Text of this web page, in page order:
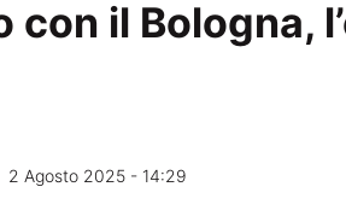
il Bologna,
2 Agosto 2025 - 14:29